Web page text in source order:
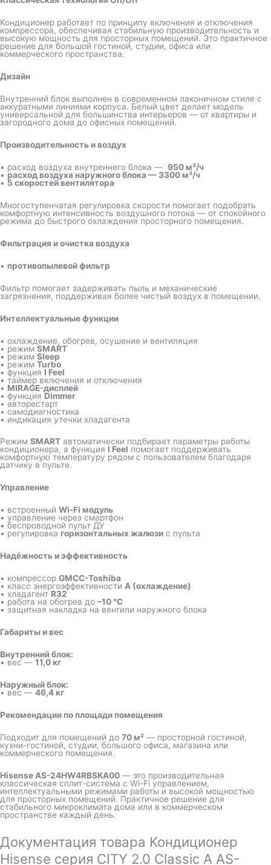
Кондиционер работает по принципу включения и отключения
компрессора, обеспечивая стабильную производительность и
высокую мощность для просторных помещений. Это практичное
решение для большой гостиной, студии, офиса или
коммерческого пространства.
Дизайн
Внутренний блок выполнен в современном лаконичном стиле с
аккуратными линиями корпуса. Белый цвет делает модель
универсальной для большинства интерьеров — от квартиры и
загородного дома до офисных помещений.
Производительность и воздух
• расход воздуха внутреннего блока — 950 м³/ч
• расход воздуха наружного блока — 3300 м³/ч
• 5 скоростей вентилятора
Многоступенчатая регулировка скорости помогает подобрать
комфортную интенсивность воздушного потока — от спокойного
режима до быстрого охлаждения просторного помещения.
Фильтрация и очистка воздуха
• противопылевой фильтр
Фильтр помогает задерживать пыль и механические
загрязнения, поддерживая более чистый воздух в помещении.
Интеллектуальные функции
• охлаждение, обогрев, осушение и вентиляция
• режим SMART
• режим Sleep
• режим Turbo
• функция I Feel
• таймер включения и отключения
• MIRAGE-дисплей
• функцияDimmer
• авторестарт
• самодиагностика
• индикация утечки хладагента
Режим SMART автоматически подбирает параметры работы
кондиционера, а функция I Feel помогает поддерживать
комфортную температуру рядом с пользователем благодаря
датчику в пульте.
Управление
• встроенный Wi-Fi модуль
• управление через смартфон
• беспроводной пульт ДУ
• регулировка горизонтальных жалюзи с пульта
Надёжность и эффективность
• компрессор GMCC-Toshiba
• класс энергоэффективности A (охлаждение)
• хладагент R32
• работа на обогрев до –10 °C
• защитная накладка на вентили наружного блока
Габариты и вес
Внутренний блок:
• вес — 11,0 кг
Наружный блок:
• вес — 46,4 кг
Рекомендации по площади помещения
Подходит для помещений до 70 м² — просторной гостиной,
кухни-гостиной, студии, большого офиса, магазина или
коммерческого помещения.
Hisense AS-24HW4RBSKA00 — это производительная
классическая сплит-система с Wi-Fi управлением,
интеллектуальными режимами работы и высокой мощностью
для просторных помещений. Практичное решение для
стабильного микроклимата дома или в коммерческом
пространстве каждый день.
Документация товара Кондиционер
Hisense серия CITY 2.0 Classic A AS-